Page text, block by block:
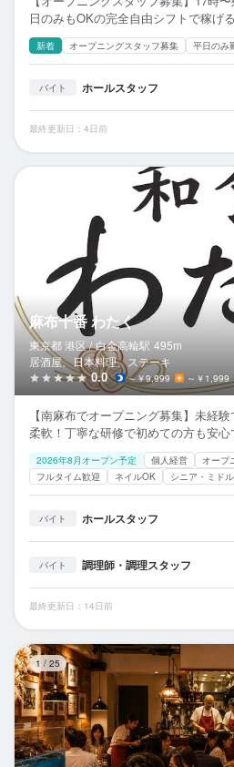
日のみもOKの完全自由シフトで稼げる
新着 オープニングスタッフ募集 平日のみ
バイト ホールスタッフ
最終更新日：4日前
麻布十番 わたく
東京都 港区 / 白金高輪駅 495m
居酒屋、日本料理、ステーキ
0.0 ～￥9,999 ～￥1,999
【南麻布でオープニング募集】未経
柔軟！丁寧な研修で初めての方も安心
2026年8月オープン予定 個人経営
オープ
フルタイム歓迎
ネイルOK シニア・ミド
バイト ホールスタッフ
バイト 調理師・調理スタッフ
最終更新日：14日前
1 / 25